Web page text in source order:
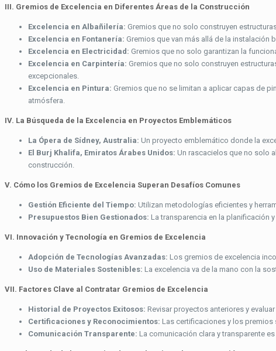
III. Gremios de Excelencia en Diferentes Áreas de la Construcción
Excelencia en Albañilería: Gremios que no solo construyen
Excelencia en Fontanería: Gremios que van más allá de la instalación
Excelencia en Electricidad: Gremios que no solo garantizan la
Excelencia en Carpintería: Gremios que no solo construyen
excepcionales.
Excelencia en Pintura: Gremios que no se limitan a aplicar capas de
atmósfera.
IV. La Búsqueda de la Excelencia en Proyectos Emblemáticos
La Ópera de Sídney, Australia: Un proyecto emblemático donde la
El Burj Khalifa, Emiratos Árabes Unidos: Un rascacielos que no solo
construcción.
V. Cómo los Gremios de Excelencia Superan Desafíos Comunes
Gestión Eficiente del Tiempo: Utilizan metodologías eficientes y
Presupuestos Bien Gestionados: La transparencia en la planificación
VI. Innovación y Tecnología en Gremios de Excelencia
Adopción de Tecnologías Avanzadas: Los gremios de excelencia
Uso de Materiales Sostenibles: La excelencia va de la mano con la
VII. Factores Clave al Contratar Gremios de Excelencia
Historial de Proyectos Exitosos: Revisar proyectos anteriores y
Certificaciones y Reconocimientos: Las certificaciones y los premios
Comunicación Transparente: La comunicación clara y transparente